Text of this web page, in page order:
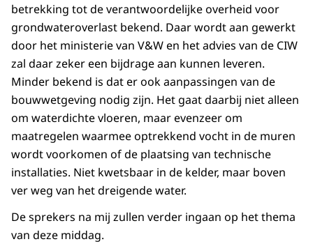
betrekking tot de verantwoordelijke overheid voor
grondwateroverlast bekend. Daar wordt aan gewerkt
door het ministerie van V&W en het advies van de CIW
zal daar zeker een bijdrage aan kunnen leveren.
Minder bekend is dat er ook aanpassingen van de
bouwwetgeving nodig zijn. Het gaat daarbij niet alleen
om waterdichte vloeren, maar evenzeer om
maatregelen waarmee optrekkend vocht in de muren
wordt voorkomen of de plaatsing van technische
installaties. Niet kwetsbaar in de kelder, maar boven
ver weg van het dreigende water.
De sprekers na mij zullen verder ingaan op het thema
van deze middag.